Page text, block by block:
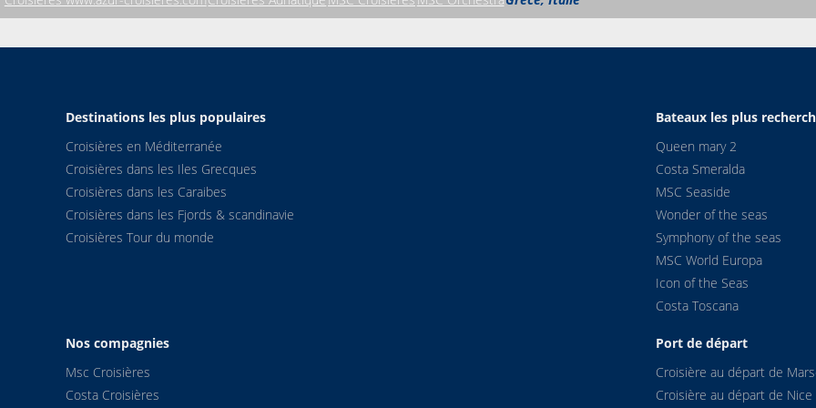
Destinations les plus populaires
Croisières en Méditerranée
Croisières dans les Iles Grecques
Croisières dans les Caraibes
Croisières dans les Fjords & scandinavie
Croisières Tour du monde
Bateaux les plus
Queen mary 2
Costa Smeralda
MSC Seaside
Wonder of the seas
Symphony of the seas
MSC World Europa
Icon of the Seas
Costa Toscana
Nos compagnies
Msc Croisières
Costa Croisières
Port de départ
Croisière au départ de
Croisière au départ de Nice